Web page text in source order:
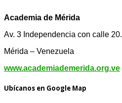
Academia de Mérida
Av. 3 Independencia con calle 20.
Mérida – Venezuela
www.academiademerida.org.ve
Ubícanos en Google Map